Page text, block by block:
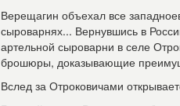
Верещагин объехал все
сыроварнях... Вернувшись в
артельной сыроварни в селе
брошюры, доказывающие
Вслед за Отроковичами